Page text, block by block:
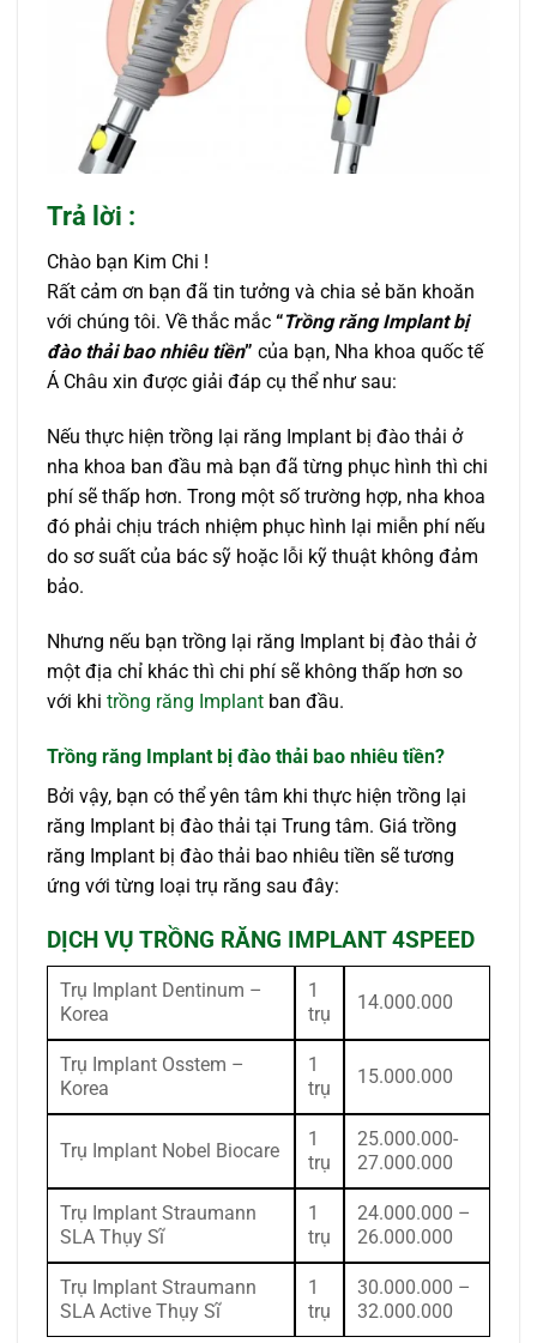
Trả lời :
Chào bạn Kim Chi !
Rất cảm ơn bạn đã tin tưởng và chia sẻ băn khoăn
với chúng tôi. Về thắc mắc “Trồng răng Implant bị
đào thải bao nhiêu tiền” của bạn, Nha khoa quốc tế
Á Châu xin được giải đáp cụ thể như sau:
Nếu thực hiện trồng lại răng Implant bị đào thải ở
nha khoa ban đầu mà bạn đã từng phục hình thì chi
phí sẽ thấp hơn. Trong một số trường hợp, nha khoa
đó phải chịu trách nhiệm phục hình lại miễn phí nếu
do sơ suất của bác sỹ hoặc lỗi kỹ thuật không đảm
bảo.
Nhưng nếu bạn trồng lại răng Implant bị đào thải ở
một địa chỉ khác thì chi phí sẽ không thấp hơn so
với khi trồng răng Implant ban đầu.
Trồng răng Implant bị đào thải bao nhiêu tiền?
Bởi vậy, bạn có thể yên tâm khi thực hiện trồng lại
răng Implant bị đào thải tại Trung tâm. Giá trồng
răng Implant bị đào thải bao nhiêu tiền sẽ tương
ứng với từng loại trụ răng sau đây:
DỊCH VỤ TRỒNG RĂNG IMPLANT 4SPEED
Trụ Implant Dentinum –
Korea
1
trụ
14.000.000
Trụ Implant Osstem –
Korea
1
trụ
15.000.000
Trụ Implant Nobel Biocare
1
trụ
25.000.000-
27.000.000
Trụ Implant Straumann
SLA Thụy Sĩ
1
trụ
24.000.000 –
26.000.000
Trụ Implant Straumann
SLA Active Thụy Sĩ
1
trụ
30.000.000 –
32.000.000